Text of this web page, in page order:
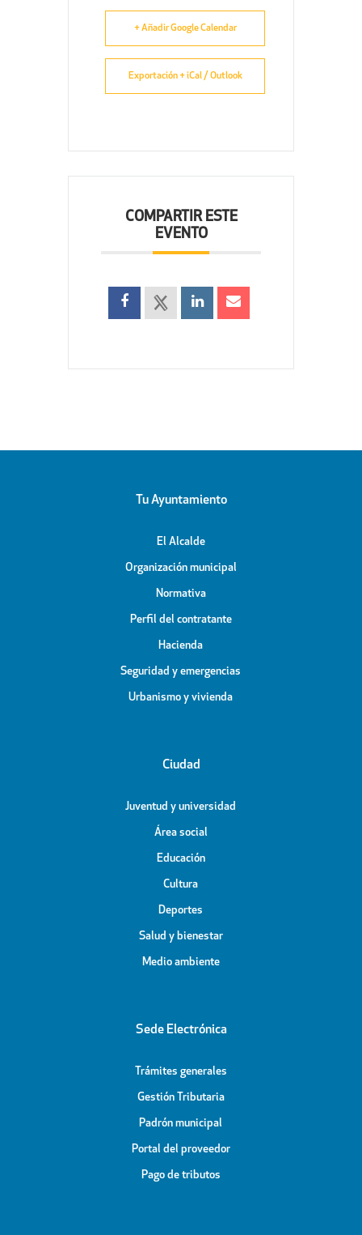
+ Añadir Google Calendar
Exportación + iCal / Outlook
COMPARTIR ESTE
EVENTO
Tu Ayuntamiento
El Alcalde
Organización municipal
Normativa
Perfil del contratante
Hacienda
Seguridad y emergencias
Urbanismo y vivienda
Ciudad
Juventud y universidad
Área social
Educación
Cultura
Deportes
Salud y bienestar
Medio ambiente
Sede Electrónica
Trámites generales
Gestión Tributaria
Padrón municipal
Portal del proveedor
Pago de tributos